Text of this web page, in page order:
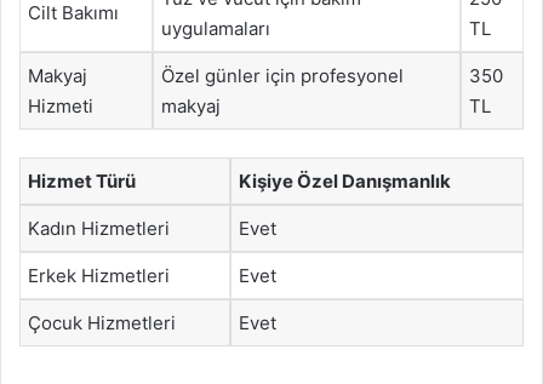
Cilt Bakımı
uygulamaları
TL
Makyaj
Hizmeti
Özel günler için profesyonel
makyaj
350
TL
Hizmet Türü Kişiye Özel Danışmanlık
Kadın Hizmetleri Evet
Erkek Hizmetleri Evet
Çocuk Hizmetleri Evet